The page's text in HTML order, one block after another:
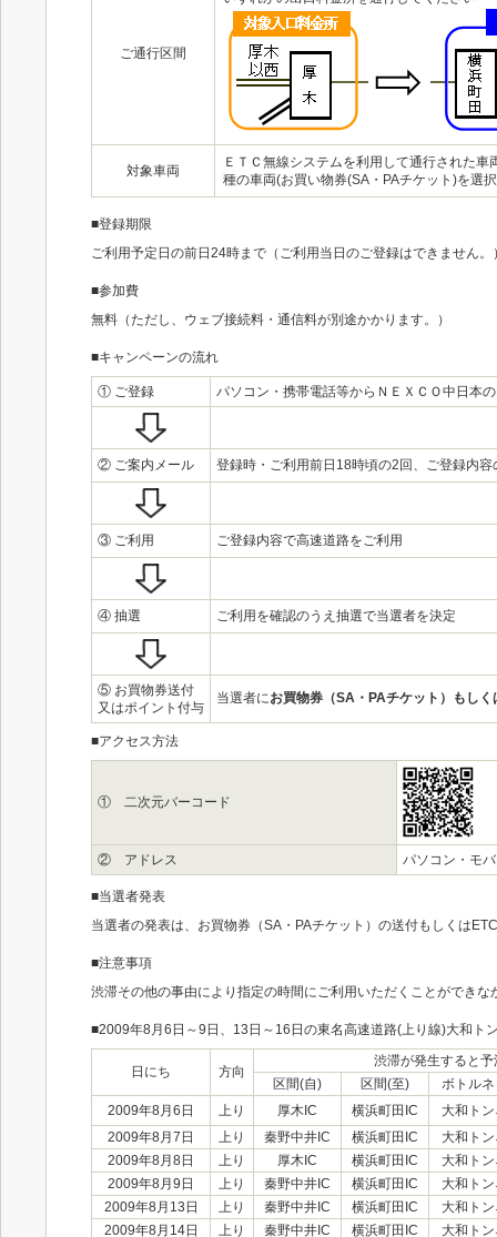
ご通行区間
対象車両
ＥＴＣ無線システムを利用して通行された
種の車両(お買い物券(SA・PAチケット)を選
■登録期限
ご利用予定日の前日24時まで（ご利用当日のご登録はできません。
■参加費
無料（ただし、ウェブ接続料・通信料が別途かかります。）
■キャンペーンの流れ
① ご登録 パソコン・携帯電話等からＮＥＸＣＯ中日本
② ご案内メール 登録時・ご利用前日18時頃の2回、ご登録内容
③ ご利用 ご登録内容で高速道路をご利用
④ 抽選 ご利用を確認のうえ抽選で当選者を決定
⑤ お買物券送付
又はポイント付与
当選者にお買物券（SA・PAチケット）もし
■アクセス方法
① 二次元バーコード
② アドレス パソコン・モ
■当選者発表
当選者の発表は、お買物券（SA・PAチケット）の送付もしくは
■注意事項
渋滞その他の事由により指定の時間にご利用いただくことができ
■2009年8月6日～9日、13日～16日の東名高速道路(上り線)大和ト
日にち 方向
渋滞が発生すると予
区間(自)
区間(至)
ボトル
2009年8月6日
上り 厚木IC 横浜町田IC
大和ト
2009年8月7日
上り 秦野中井IC 横浜町田IC
大和ト
2009年8月8日
上り 厚木IC 横浜町田IC
大和ト
2009年8月9日
上り 秦野中井IC 横浜町田IC
大和ト
2009年8月13日
上り 秦野中井IC 横浜町田IC
大和ト
2009年8月14日
上り 秦野中井IC 横浜町田IC 大和ト